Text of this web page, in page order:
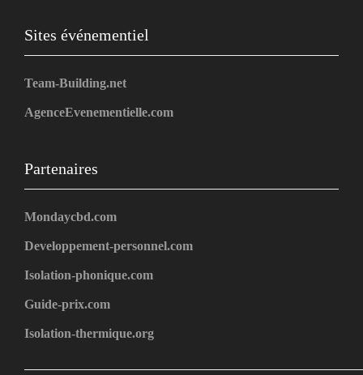
Sites événementiel
Team-Building.net
AgenceEvenementielle.com
Partenaires
Mondaycbd.com
Developpement-personnel.com
Isolation-phonique.com
Guide-prix.com
Isolation-thermique.org